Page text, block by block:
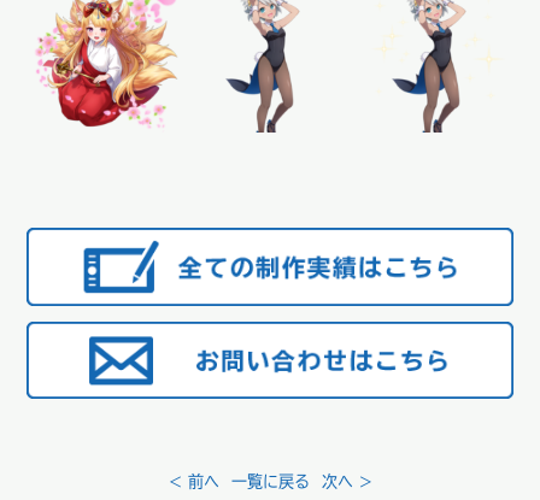
< 前へ 一覧に戻る 次へ >